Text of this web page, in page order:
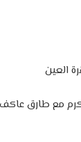
العين
مع طارق